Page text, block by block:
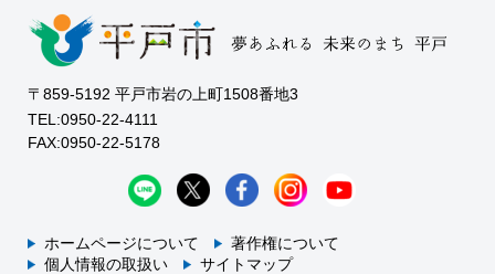
〒859-5192 平戸市岩の上町1508番地3
TEL:0950-22-4111
FAX:0950-22-5178
ホームページについて
著作権について
個人情報の取扱い
サイトマップ